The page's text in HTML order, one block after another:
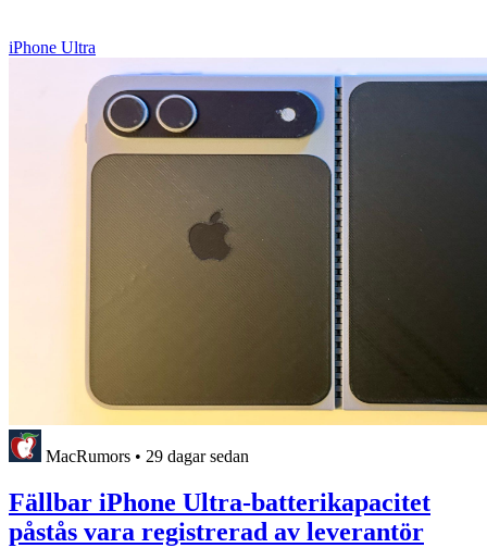
iPhone Ultra
MacRumors • 29 dagar sedan
Fällbar iPhone Ultra-batterikapacitet
påstås vara registrerad av leverantör